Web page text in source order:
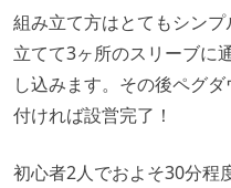
組み立て方はとてもシン
立てて3ヶ所のスリーブに
し込みます。その後ペグ
付ければ設営完了！
初心者2人でおよそ30分程